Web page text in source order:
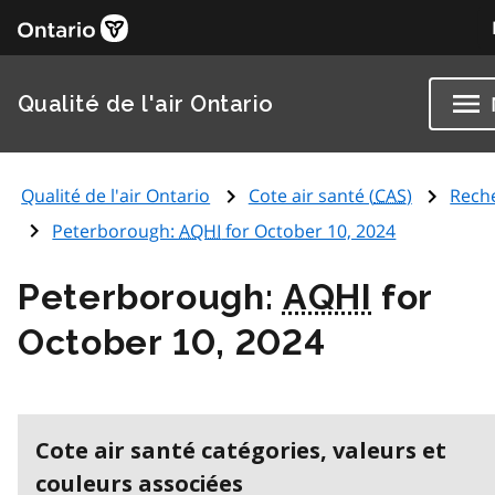
Qualité de l'air Ontario
Qualité de l'air Ontario Cote air santé (CAS)
Peterborough:AQHI for October 10, 2024
Peterborough: AQHI for
October 10, 2024
Cote air santé catégories, valeurs et
couleurs associées